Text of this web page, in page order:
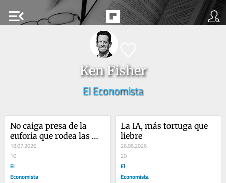
menu_open
Ken Fisher
El Economista
No caiga presa de la
euforia que rodea las
salidas a bolsa
18.07.2026
10
El
Economista
La IA, más tortuga que
liebre
26.06.2026
20
El
Economista